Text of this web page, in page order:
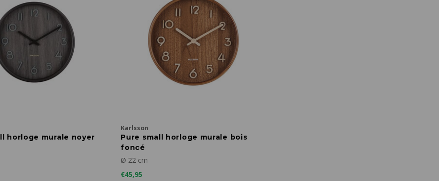
horloge murale noyer
Karlsson
Pure small horloge murale bois
foncé
Ø 22 cm
€45,95